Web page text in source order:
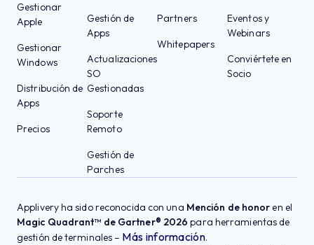
Gestionar
Apple
Gestionar
Windows
Distribución de
Apps
Precios
Gestión de
Apps
Actualizaciones
SO
Gestionadas
Soporte
Remoto
Gestión de
Parches
Partners
Whitepapers
Eventos y
Webinars
Conviértete en
Socio
Applivery ha sido reconocida con una Mención de honor en el
Magic Quadrant™ de Gartner® 2026 para herramientas de
gestión de terminales – Más información.